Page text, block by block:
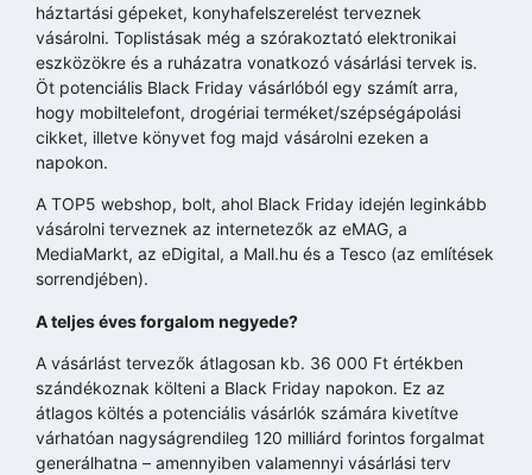
háztartási gépeket, konyhafelszerelést terveznek
vásárolni. Toplistásak még a szórakoztató elektronikai
eszközökre és a ruházatra vonatkozó vásárlási tervek is.
Öt potenciális Black Friday vásárlóból egy számít arra,
hogy mobiltelefont, drogériai terméket/szépségápolási
cikket, illetve könyvet fog majd vásárolni ezeken a
napokon.
A TOP5 webshop, bolt, ahol Black Friday idején leginkább
vásárolni terveznek az internetezők az eMAG, a
MediaMarkt, az eDigital, a Mall.hu és a Tesco (az említések
sorrendjében).
A teljes éves forgalom negyede?
A vásárlást tervezők átlagosan kb. 36 000 Ft értékben
szándékoznak költeni a Black Friday napokon. Ez az
átlagos költés a potenciális vásárlók számára kivetítve
várhatóan nagyságrendileg 120 milliárd forintos forgalmat
generálhatna – amennyiben valamennyi vásárlási terv